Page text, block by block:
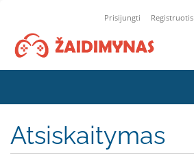
Prisijungti Registruotis
Atsiskaitymas